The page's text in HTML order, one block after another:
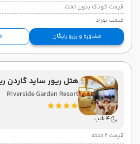
قیمت کودک بدون تخت
قیمت نوزاد
مشاوره و رزرو رایگان
هتل ریور ساید گاردن
Riverside Garden Resort
4 شب
قیمت 2 تخته